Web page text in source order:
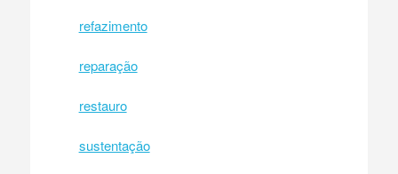
refazimento
reparação
restauro
sustentação